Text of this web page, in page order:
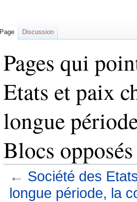
Pages qui
Etats et paix
longue
Blocs opposés
← Société des
longue période, la
Page Discussion